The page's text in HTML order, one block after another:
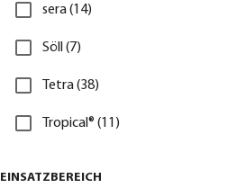
sera (14)
Söll (7)
Tetra (38)
Tropical® (11)
EINSATZBEREICH